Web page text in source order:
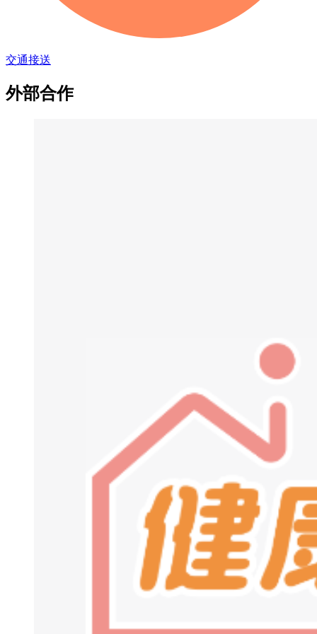
交通接送
外部合作